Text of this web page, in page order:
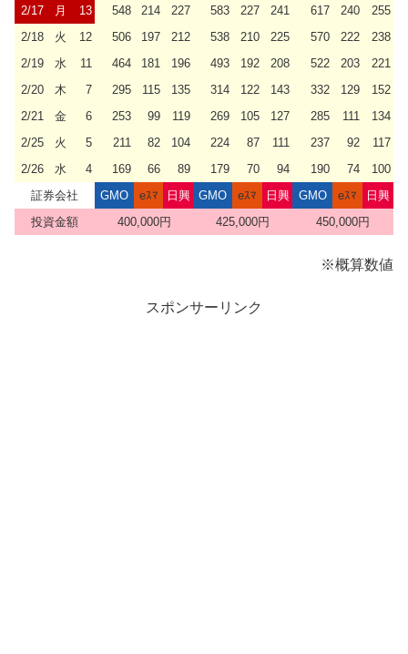
2/17
月 13 548 214 227 583 227 241 617 240
255
2/18
火 12 506 197 212 538 210 225 570 222
238
2/19
水 11 464 181 196 493 192 208 522 203
221
2/20
木 7 295 115 135 314 122 143 332 129
152
2/21
金 6 253 99 119 269 105 127 285 111
134
2/25
火 5 211 82 104 224 87 111 237 92
117
2/26
水 4 169 66 89 179 70 94 190 74
100
証券会社
GMO eｽﾏ 日興 GMO eｽﾏ 日興 GMO eｽﾏ
日興
投資金額
400,000円 425,000円 450,000円
※概算数値
スポンサーリンク